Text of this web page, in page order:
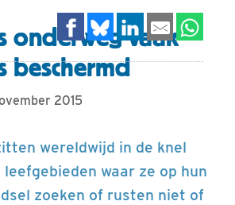
onderweg vaak
beschermd
2015
wereldwijd in de knel
waar ze op hun
zoeken of rusten niet of